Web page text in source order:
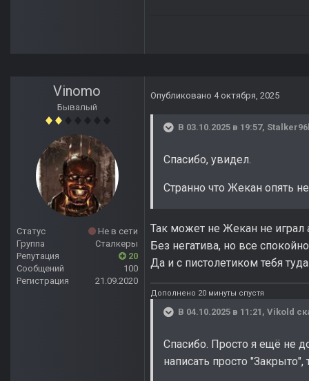
Vinomo
Бывалый
Статус
Не в сети
Группа
Сталкеры
Репутация
20
Сообщений
100
Регистрация
21.09.2020
Опубликовано 4 октября, 2025
В 03.10.2025 в 19:57,
Спасибо, увидел.
Странно что Жекан опять
Так может не Жекан не играл
Без негатива, но все
Да и с пистолетиком тебя
Дополнено 20 минуты спустя
В 04.10.2025 в 11:21, Vikold
Спасибо. Просто я ещё не
написать просто